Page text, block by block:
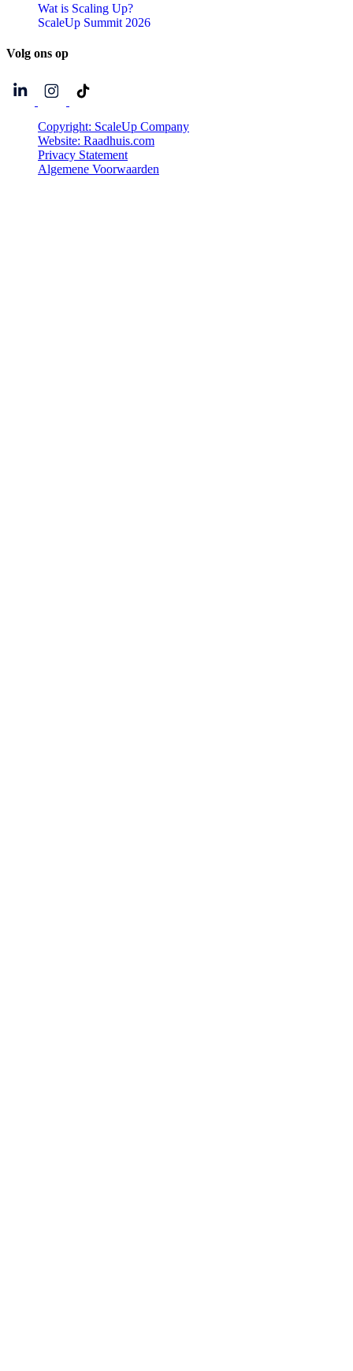
Wat is Scaling Up?
ScaleUp Summit 2026
Volg ons op
Copyright: ScaleUp Company
Website: Raadhuis.com
Privacy Statement
Algemene Voorwaarden